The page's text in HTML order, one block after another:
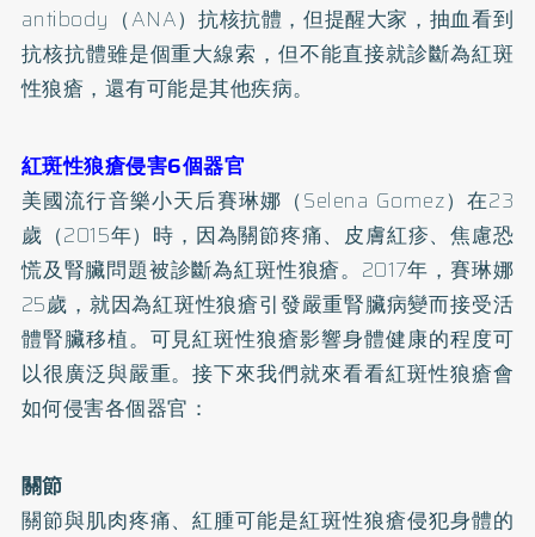
antibody（ANA）抗核抗體，但提醒大家，抽血看到
抗核抗體雖是個重大線索，但不能直接就診斷為紅斑
性狼瘡，還有可能是其他疾病。
紅斑性狼瘡侵害6個器官
美國流行音樂小天后賽琳娜（Selena Gomez）在23
歲（2015年）時，因為關節疼痛、皮膚紅疹、焦慮恐
慌及腎臟問題被診斷為紅斑性狼瘡。2017年，賽琳娜
25歲，就因為紅斑性狼瘡引發嚴重腎臟病變而接受活
體腎臟移植。可見紅斑性狼瘡影響身體健康的程度可
以很廣泛與嚴重。接下來我們就來看看紅斑性狼瘡會
如何侵害各個器官：
關節
關節與肌肉疼痛、紅腫可能是紅斑性狼瘡侵犯身體的